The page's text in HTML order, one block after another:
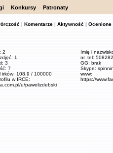
Konkursy Patronaty
| Komentarze | Aktywność | Ocenione
2
1
3
7
irków: 108,9 / 100000
w IRCE:
u/pawelizdebski
Imię i
nr. tel:
GG: brak
Skype:
www:
https://